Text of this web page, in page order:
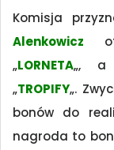
Komisja
Alenkowicz
„LORNETA„, a
„TROPIFY„.
bonów do
nagroda to bon